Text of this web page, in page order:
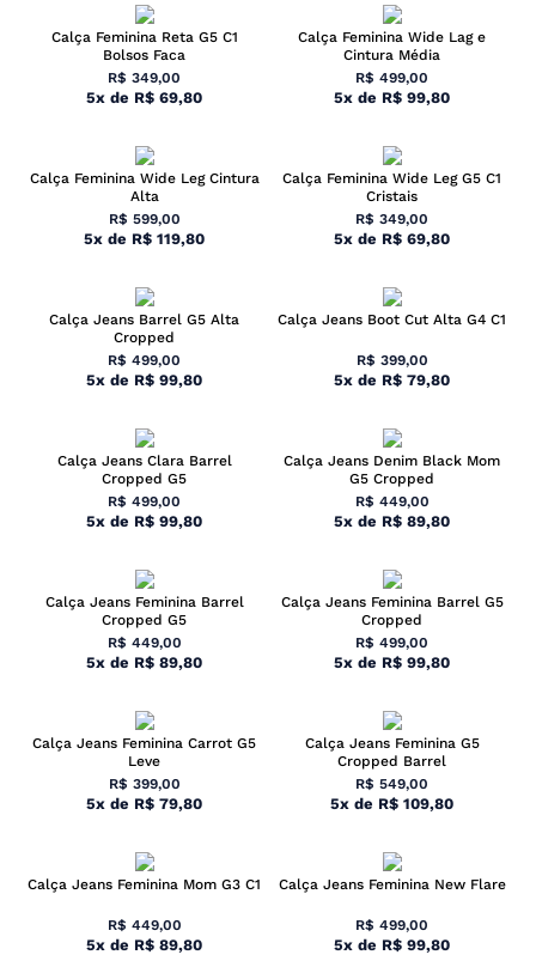
Calça Feminina Reta G5 C1
Bolsos Faca
R$ 349,00
5x de R$ 69,80
Calça Feminina Wide Lag e
Cintura Média
R$ 499,00
5x de R$ 99,80
Calça Feminina Wide Leg Cintura
Alta
R$ 599,00
5x de R$ 119,80
Calça Feminina Wide Leg G5 C1
Cristais
R$ 349,00
5x de R$ 69,80
Calça Jeans Barrel G5 Alta
Cropped
R$ 499,00
5x de R$ 99,80
Calça Jeans Boot Cut Alta G4 C1
R$ 399,00
5x de R$ 79,80
Calça Jeans Clara Barrel
Cropped G5
R$ 499,00
5x de R$ 99,80
Calça Jeans Denim Black Mom
G5 Cropped
R$ 449,00
5x de R$ 89,80
Calça Jeans Feminina Barrel
Cropped G5
R$ 449,00
5x de R$ 89,80
Calça Jeans Feminina Barrel G5
Cropped
R$ 499,00
5x de R$ 99,80
Calça Jeans Feminina Carrot G5
Leve
R$ 399,00
5x de R$ 79,80
Calça Jeans Feminina G5
Cropped Barrel
R$ 549,00
5x de R$ 109,80
Calça Jeans Feminina Mom G3 C1
R$ 449,00
5x de R$ 89,80
Calça Jeans Feminina New Flare
R$ 499,00
5x de R$ 99,80